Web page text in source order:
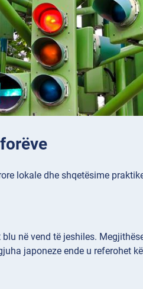
lokale dhe shqetësime
në vend të jeshiles.
japoneze ende u referohet